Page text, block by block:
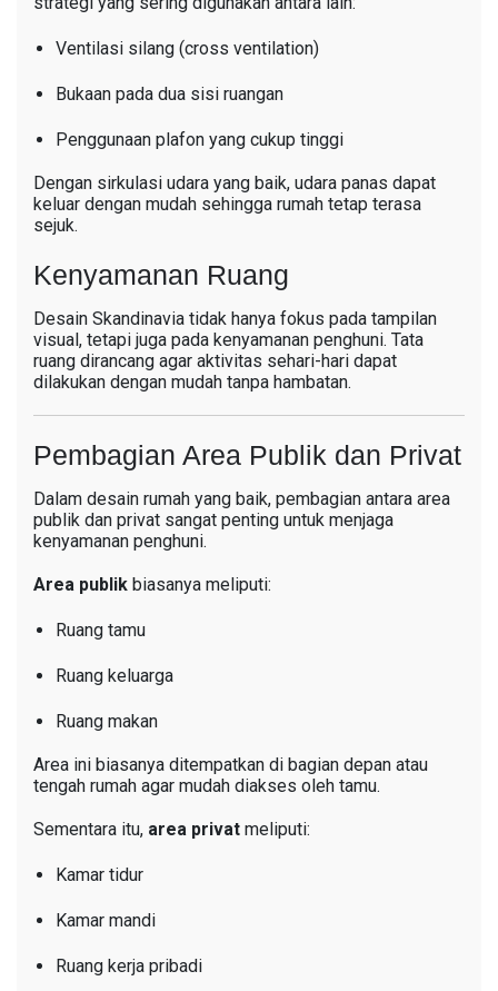
Ventilasi silang (cross ventilation)
Bukaan pada dua sisi ruangan
Penggunaan plafon yang cukup tinggi
Dengan sirkulasi udara yang baik, udara panas dapat
keluar dengan mudah sehingga rumah tetap terasa
sejuk.
Kenyamanan Ruang
Desain Skandinavia tidak hanya fokus pada tampilan
visual, tetapi juga pada kenyamanan penghuni. Tata
ruang dirancang agar aktivitas sehari-hari dapat
dilakukan dengan mudah tanpa hambatan.
Pembagian Area Publik dan Privat
Dalam desain rumah yang baik, pembagian antara area
publik dan privat sangat penting untuk menjaga
kenyamanan penghuni.
Area publik biasanya meliputi:
Ruang tamu
Ruang keluarga
Ruang makan
Area ini biasanya ditempatkan di bagian depan atau
tengah rumah agar mudah diakses oleh tamu.
Sementara itu, area privat meliputi:
Kamar tidur
Kamar mandi
Ruang kerja pribadi